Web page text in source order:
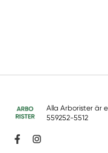
Alla Arborister är
559252-5512